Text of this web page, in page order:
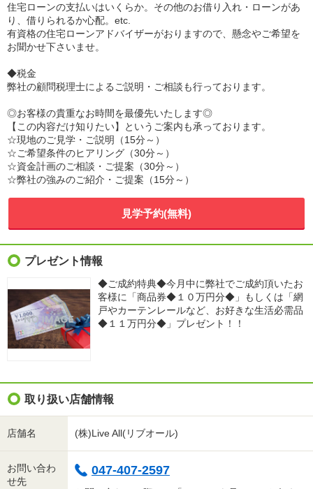
住宅ローンの支払いはいくらか。その他のお借り入れ・ローンがあ
り、借りられるか心配。etc.
有資格の住宅ローンアドバイザーがおりますので、懸念やご希望を
お聞かせ下さいませ。
◆税金
弊社の顧問税理士によるご説明・ご相談も行っております。
◎お客様の貴重なお時間を最優先いたします◎
【この内容だけ知りたい】というご案内も承っております。
☆現地のご見学・ご説明（15分～）
☆ご希望条件のヒアリング（30分～）
☆資金計画のご相談・ご提案（30分～）
☆弊社の強みのご紹介・ご提案（15分～）
見学予約(無料)
プレゼント情報
◆ご成約特典◆今月中に弊社でご成約頂いたお
客様に「商品券◆１０万円分◆」もしくは「網
戸やカーテンレールなど、お好きな生活必需品
◆１１万円分◆」プレゼント！！
取り扱い店舗情報
店舗名 (株)Live All(リブオール)
お問い合わ
せ先
047-407-2597